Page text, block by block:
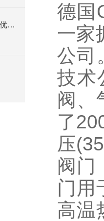
德国Btsr感应器 IS3 F系列主要优势是什么
德国
一家
公司
技术
阀、
了
压
阀门
门用
高温